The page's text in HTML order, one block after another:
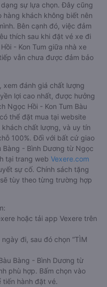
sự lựa chọn. Đây cũng
hàng khách không biết nên
Bên cạnh đó, việc đảm
thích sau khi đặt vé xe đi
- Kon Tum giữa nhà xe
vẫn chưa được đảm bảo
xem đánh giá chất lượng
lợi cao nhất, được hưởng
Ngọc Hồi - Kon Tum Bàu
thể đặt mua tại website
chất lượng, và uy tín
100%. Đối với bất cứ giao
- Bình Dương từ Ngọc
tại trang web Vexere.com
sự cố. Chính sách tặng
tùy theo từng trường hợp
hoặc tải app Vexere trên
đi, sau đó chọn “TÌM
Bàng - Bình Dương từ
phù hợp. Bấm chọn vào
tiến hành đặt vé.